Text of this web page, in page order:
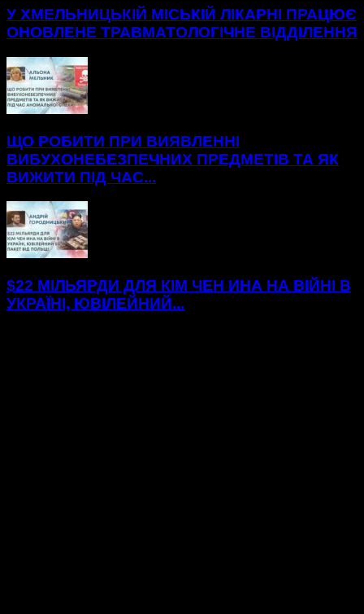
У ХМЕЛЬНИЦЬКІЙ МІСЬКІЙ ЛІКАРНІ ПРАЦЮЄ
ОНОВЛЕНЕ ТРАВМАТОЛОГІЧНЕ ВІДДІЛЕННЯ
ЩО РОБИТИ ПРИ ВИЯВЛЕННІ
ВИБУХОНЕБЕЗПЕЧНИХ ПРЕДМЕТІВ ТА ЯК
ВИЖИТИ ПІД ЧАС...
$22 МІЛЬЯРДИ ДЛЯ КІМ ЧЕН ИНА НА ВІЙНІ В
УКРАЇНІ, ЮВІЛЕЙНИЙ...